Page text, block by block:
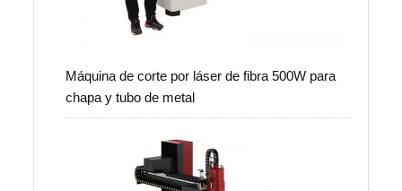
Máquina de corte por láser de fibra 500W para
chapa y tubo de metal